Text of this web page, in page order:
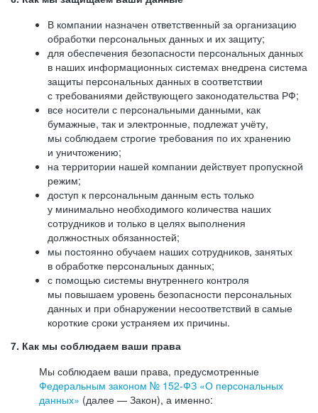
В компании назначен ответственный за организацию
обработки персональных данных и их защиту;
для обеспечения безопасности персональных данных
в наших информационных системах внедрена система
защиты персональных данных в соответствии
с требованиями действующего законодательства РФ;
все носители с персональными данными, как
бумажные, так и электронные, подлежат учёту,
мы соблюдаем строгие требования по их хранению
и уничтожению;
на территории нашей компании действует пропускной
режим;
доступ к персональным данным есть только
у минимально необходимого количества наших
сотрудников и только в целях выполнения
должностных обязанностей;
мы постоянно обучаем наших сотрудников, занятых
в обработке персональных данных;
с помощью системы внутреннего контроля
мы повышаем уровень безопасности персональных
данных и при обнаружении несоответствий в самые
короткие сроки устраняем их причины.
7. Как мы соблюдаем ваши права
Мы соблюдаем ваши права, предусмотренные
Федеральным законом № 152-ФЗ «О персональных
данных» (далее — Закон), а именно: